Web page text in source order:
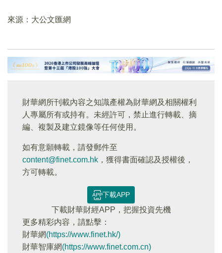
來源：大公文匯網
財華網所刊載內容之知識產權為財華網及相關權利
人專屬所有或持有。未經許可，禁止進行轉載、摘
編、複製及建立鏡像等任何使用。
如有意願轉載，請發郵件至
content@finet.com.hk ，獲得書面確認及授權後，
方可轉載。
下載APP
下載財華財經APP，把握投資先機
更多精彩内容，請點擊：
財華網(https://www.finet.hk/)
財華智庫網(https://www.finet.com.cn)